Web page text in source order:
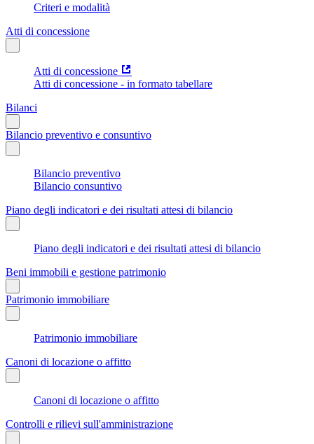
Criteri e modalità
Atti di concessione
Atti di concessione
Atti di concessione - in formato tabellare
Bilanci
Bilancio preventivo e consuntivo
Bilancio preventivo
Bilancio consuntivo
Piano degli indicatori e dei risultati attesi di bilancio
Piano degli indicatori e dei risultati attesi di bilancio
Beni immobili e gestione patrimonio
Patrimonio immobiliare
Patrimonio immobiliare
Canoni di locazione o affitto
Canoni di locazione o affitto
Controlli e rilievi sull'amministrazione